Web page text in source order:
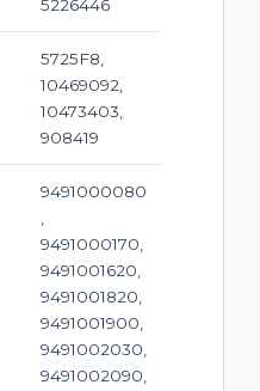
5226446
5725F8,
10469092,
10473403,
908419
9491000080
9491000170,
9491001620,
9491001820,
9491001900,
9491002030,
9491002090,